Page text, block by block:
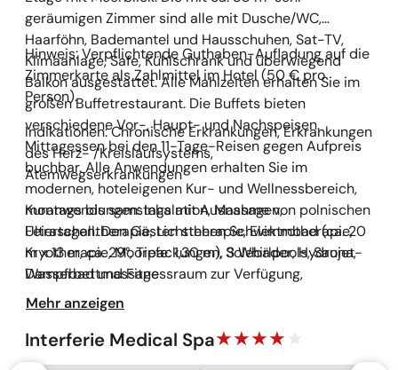
geräumigen Zimmer sind alle mit Dusche/WC,
Haarföhn, Bademantel und Hausschuhen, Sat-TV,
Klimaanlage, Safe, Kühlschrank und überwiegend
Balkon ausgestattet. Alle Mahlzeiten erhalten Sie im
großen Buffetrestaurant. Die Buffets bieten
verschiedene Vor-, Haupt- und Nachspeisen.
Mittagessen bei den 11-Tage-Reisen gegen Aufpreis
buchbar. Alle Anwendungen erhalten Sie im
modernen, hoteleigenen Kur- und Wellnessbereich,
montags bis samstags mit Ausnahme von polnischen
Feiertagen. Den Gästen stehen Schwimmbad (ca. 20
m x 13 m, ca. 29°, Tiefe: 1,30 m), 3 Whirlpools, Sauna,
Dampfbad und Fitnessraum zur Verfügung,
außerdem Kosmetiksalon und Salzgrotte gegen
Gebühr. Das Hotel ist für mobilitätseingeschränkte
Personen geeignet.
Hinweis: Verpflichtende Guthaben-Aufladung auf die
Zimmerkarte als Zahlmittel im Hotel (50 € pro
Person).
Indikationen: Chronische Erkrankungen, Erkrankungen
des Herz- /Kreislaufsystems,
Atemwegserkrankungen
Kuranwendungen: Inhalation, Massagen,
Ultraschalltherapie, Lichttherapie, Elektrotherapie,
Kryotherapie, Moorpackungen, Solebäder, Hydrojet-
Wasserbettmassage
Mehr anzeigen
Interferie Medical Spa